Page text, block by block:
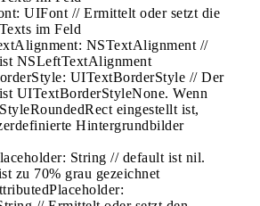
UIFont // Ermittelt oder setzt die
im Feld
NSTextAlignment //
NSLeftTextAlignment
UITextBorderStyle // Der
UITextBorderStyleNone. Wenn
eingestellt ist,
Hintergrundbilder
String // default ist nil.
zu 70% grau gezeichnet